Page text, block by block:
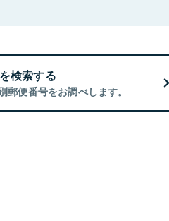
検索する
郵便番号をお調べします。